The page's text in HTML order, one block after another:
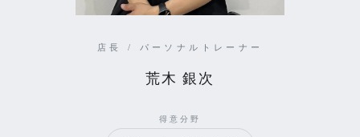
店長 / パーソナルトレーナー
荒木 銀次
得意分野